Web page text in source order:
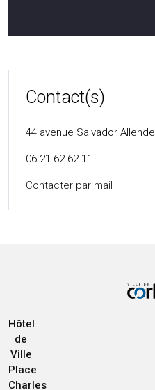
Contact(s)
44 avenue Salvador Allende
06 21 62 62 11
Contacter par mail
Hôtel
de
Ville
Place
Charles